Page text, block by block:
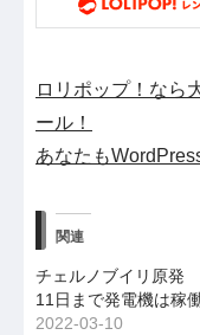
ロリポップ！なら
ール！
あなたも
関連
チェルノブイリ原発
11日まで発電機は稼
2022-03-10